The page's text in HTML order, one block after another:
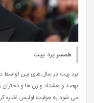
همسر برد پیت
برد پیت در سال های بین اواسط
نهصد و هشتاد و زن ها و دختران
می شود به جولیت لوئیس اشاره